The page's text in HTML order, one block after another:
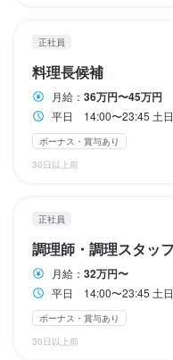
正社員
料理長候補
月給： 36万円〜45万円
平日 14:00〜23:45 土日祝日 11:30〜23:45 シフト制・実
ボーナス・賞与あり
30日以上前
正社員
調理師・調理スタッフ
月給： 32万円〜
平日 14:00〜23:45 土日祝日 11:30〜23:45 シフト制・実
ボーナス・賞与あり
30日以上前
待遇
まかない・食事補助あり
社会保険完備
制服貸与
生産者訪問あり
旅行などの社内イベントあり
資格取得支援あり
（ソムリエ・食品衛生責任
社が負担します）
まかない・食事補助あり 社会保険
資格取得支援あり
車通勤OK
待遇
まかない・食事補助あり
社会保険完備
制服貸与
生産者訪問あり
旅行などの社内イベントあり
資格取得支援あり
（ソムリエ・食品衛生責任
社が負担します）
まかない・食事補助あり 社会保険
資格取得支援あり
車通勤OK
待遇
まかない・食事補助あり
社会保険完備
制服貸与
生産者訪問あり
旅行などの社内イベントあり
資格取得支援あり
（ソムリエ・食品衛生責任
社が負担します）
まかない・食事補助あり 社会保険
資格取得支援あり
車通勤OK
待遇
まかない・食事補助あり
社会保険完備
制服貸与
生産者訪問あり
旅行などの社内イベントあり
資格取得支援あり
（ソムリエ・食品衛生責任
社が負担します）
まかない・食事補助あり 社会保険
資格取得支援あり
車通勤OK
髪型自由
まかない・食事補助あり
特徴
駅チカ(徒歩5分以内)
仕事内容
仕入れ管理やスタッフ育成
携わっていただきます。
これまでの店長・マネジメ
特徴
未経験者歓迎 駅チカ(徒歩5分以内)
仕事内容
・電話応対や予約管理
・お客様のご案内
・料理やドリンクの提供
・配膳
ホールでの簡単な業務を中
も無理なくスタートできる
特徴
未経験者歓迎 駅チカ(徒歩5分以内)
仕事内容
・調理の補助
・料理の盛り付け
簡単なキッチン業務を中心
してスタートできる内容です